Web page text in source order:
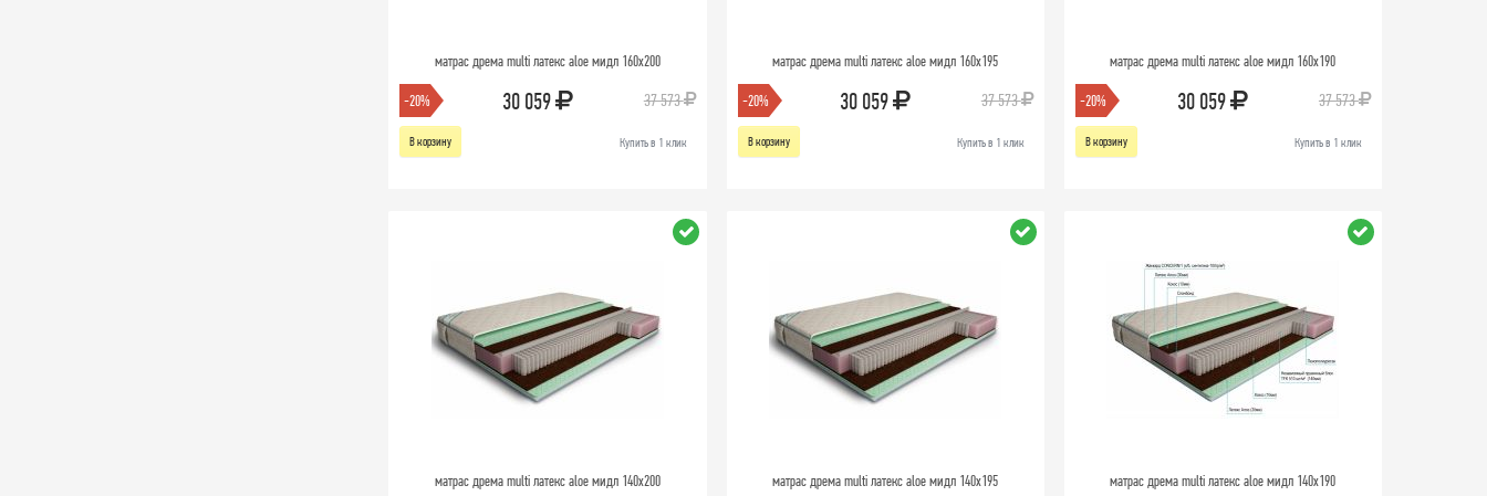
матрас дрема multi латекс aloe мидл 160х200
-20% 30 059 37 573
В корзину Купить в 1 клик
матрас дрема multi латекс aloe мидл 160х195
-20% 30 059 37 573
В корзину Купить в 1 клик
матрас дрема multi латекс aloe мидл 160х190
-20% 30 059 37 573
В корзину Купить в 1 клик
матрас дрема multi латекс aloe мидл 140х200 матрас дрема multi латекс aloe мидл 140х195 матрас дрема multi латекс aloe мидл 140х190